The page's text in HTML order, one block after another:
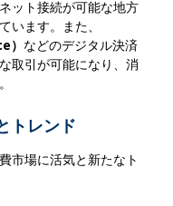
ット接続が可能な地方
います。また、
などのデジタル決済
取引が可能になり、消
トレンド
市場に活気と新たなト